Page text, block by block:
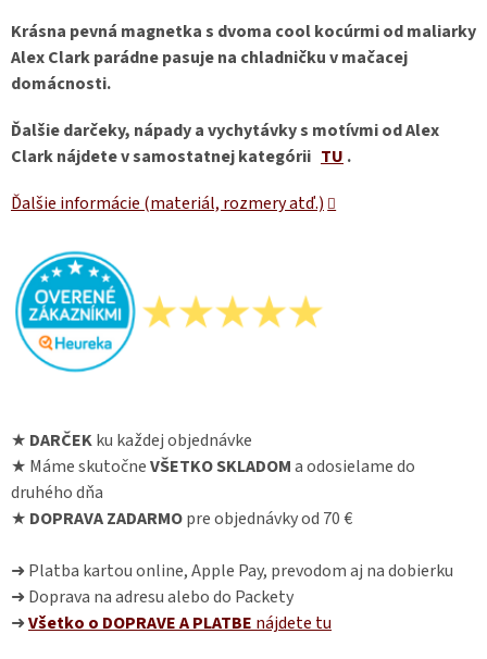
Krásna pevná magnetka s dvoma cool kocúrmi od maliarky
Alex Clark parádne pasuje na chladničku v mačacej
domácnosti.
Ďalšie darčeky, nápady a vychytávky s motívmi od Alex
Clark nájdete v samostatnej kategórii TU .
Ďalšie informácie (materiál, rozmery atď.)
★ DARČEKku každej objednávke
★ Máme skutočneVŠETKO SKLADOMa odosielame do
druhého dňa
★ DOPRAVA ZADARMOpre objednávky od 70 €
➜ Platba kartou online, Apple Pay, prevodom aj na dobierku
➜ Doprava na adresu alebo do Packety
➜Všetko o DOPRAVE A PLATBE nájdete tu